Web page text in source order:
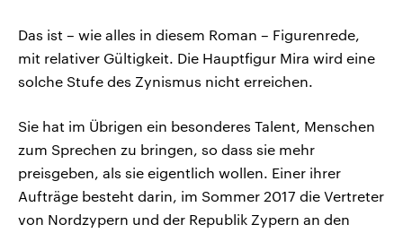
Das ist – wie alles in diesem Roman – Figurenrede,
mit relativer Gültigkeit. Die Hauptfigur Mira wird eine
solche Stufe des Zynismus nicht erreichen.
Sie hat im Übrigen ein besonderes Talent, Menschen
zum Sprechen zu bringen, so dass sie mehr
preisgeben, als sie eigentlich wollen. Einer ihrer
Aufträge besteht darin, im Sommer 2017 die Vertreter
von Nordzypern und der Republik Zypern an den